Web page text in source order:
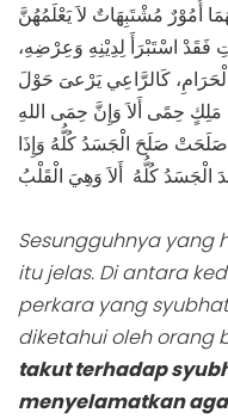
أُمُوْرٌ مُشْتَبِهَاتٌ لاَ يَعْلَمُهُنَّ
اسْتَبْرَأَ لِدِيْنِهِ وَعِرْضِهِ،
كَالرَّاعِي يَرْعىَ حَوْلَ
مَلِكٍ حِمًى أَلاَ وَإِنَّ حِمَى اللهِ
صَلَحَ الْجَسَدُ كُلُّهُ وَإِذَا
كُلُّهُ أَلاَ وَهِيَ الْقَلْبُ
Sesungguhnya yang
itu jelas. Di antara
perkara yang
diketahui oleh orang
takut terhadap
menyelamatkan